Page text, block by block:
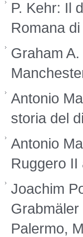
P. Kehr: Il
Romana
Graham
Antonio
storia del
Antonio
Ruggero
Joachim
Palermo,